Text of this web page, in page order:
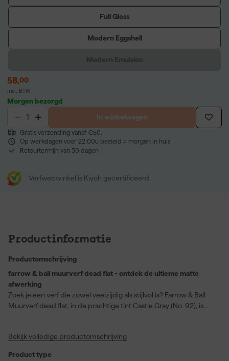
Full Gloss
Modern Eggshell
58,00
incl. BTW
Morgen bezorgd
In winkelwagen
Gratis verzending vanaf €50,-
Op werkdagen voor 22:00u besteld = morgen in huis
Retourtermijn van 30 dagen
Verfwebwinkel is Kiyoh gecertificeerd
Productinformatie
Productomschrijving
farrow & ball muurverf dead flat - ontdek de ultieme matte
afwerking
Zoek je een verf die zowel veelzijdig als stijlvol is? Farrow & Ball
Muurverf dead flat, in de prachtige tint Castle Gray (No. 92), is
kenmerkende Farrow & Ball-kleur geeft. Perfect voor gebruik op
moeiteloze transformatie van elke kamer. Of je nu muren,
Bekijk volledige productomschrijving
Product type